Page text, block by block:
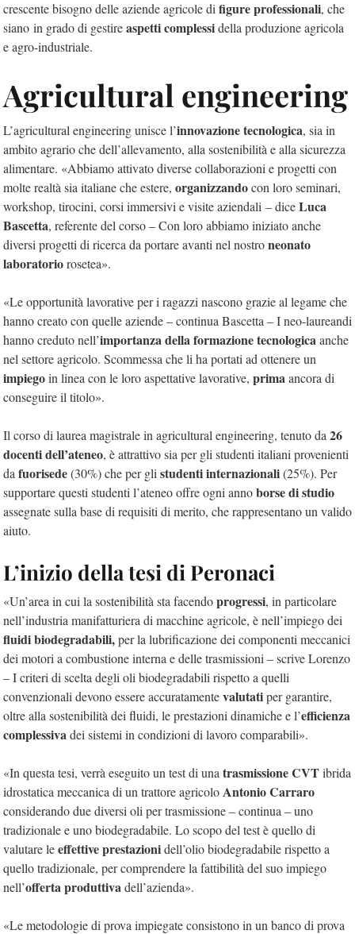
crescente bisogno delle aziende agricole di figure professionali, che
siano in grado di gestireaspetti complessidella produzione agricola
e agro-industriale.
Agricultural engineering
L’agricultural engineering unisce l’innovazione tecnologica, sia in
ambito agrario che dell’allevamento, alla sostenibilità e alla sicurezza
alimentare. «Abbiamo attivato diverse collaborazioni e progetti con
molte realtà sia italiane che estere, organizzandocon loro seminari,
workshop, tirocini, corsi immersivi e visite aziendali – diceLuca
Bascetta, referente del corso –Con loro abbiamo iniziato anche
diversi progetti di ricerca da portare avanti nel nostroneonato
laboratoriorosetea».
«Le opportunità lavorative per i ragazzi nascono grazie al legame che
hanno creato con quelle aziende – continua Bascetta – I neo-laureandi
hanno creduto nell’importanza della formazione tecnologicaanche
nel settore agricolo. Scommessa che li ha portati ad ottenere un
impiegoin linea con le loro aspettative lavorative, primaancora di
conseguire il titolo».
Il corso di laurea magistrale in agricultural engineering, tenuto da 26
docenti dell’ateneo, è attrattivo sia per gli studenti italiani provenienti
da fuorisede(30%) che per gli studenti internazionali(25%). Per
supportare questi studenti l’ateneo offre ogni annoborse di studio
assegnate sulla base di requisiti di merito, che rappresentano un valido
aiuto.
L’inizio della tesi di Peronaci
«Un’area in cui la sostenibilità sta facendoprogressi, in particolare
nell’industria manifatturiera di macchine agricole, è nell’impiego dei
fluidi biodegradabili,per la lubrificazione dei componenti meccanici
dei motori a combustione interna e delle trasmissioni – scrive Lorenzo
– I criteri di scelta degli oli biodegradabili rispetto a quelli
convenzionali devono essere accuratamentevalutatiper garantire,
oltre alla sostenibilità dei fluidi, le prestazioni dinamiche e l’efficienza
complessivadei sistemi in condizioni di lavoro comparabili».
«In questa tesi, verrà eseguito un test di una trasmissione CVTibrida
idrostatica meccanica di un trattore agricoloAntonio Carraro
considerando due diversi oli per trasmissione – continua – uno
tradizionale e uno biodegradabile. Lo scopo del test è quello di
valutare leeffettive prestazionidell’olio biodegradabile rispetto a
quello tradizionale, per comprendere la fattibilità del suo impiego
nell’offerta produttivadell’azienda».
«Le metodologie di prova impiegate consistono in un banco di prova